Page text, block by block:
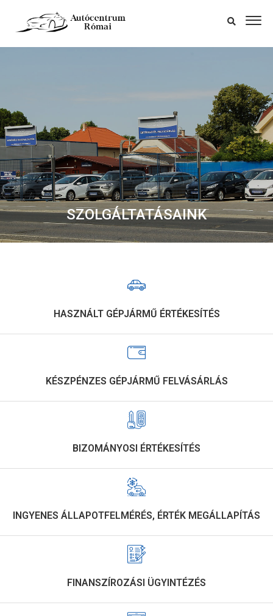
SZOLGÁLTATÁSAINK
HASZNÁLT GÉPJÁRMŰ ÉRTÉKESÍTÉS
KÉSZPÉNZES GÉPJÁRMŰ FELVÁSÁRLÁS
BIZOMÁNYOSI ÉRTÉKESÍTÉS
INGYENES ÁLLAPOTFELMÉRÉS, ÉRTÉK MEGÁLLAPÍTÁS
FINANSZÍROZÁSI ÜGYINTÉZÉS